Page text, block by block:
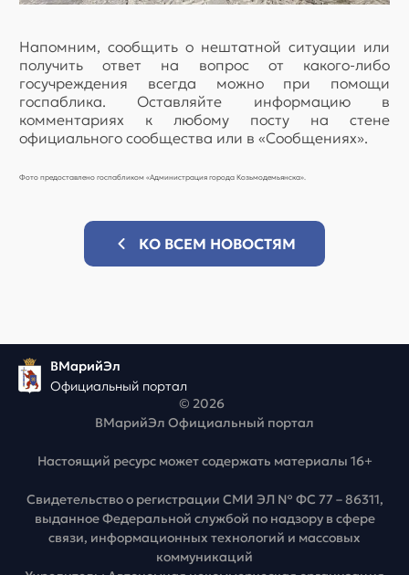
Напомним, сообщить о нештатной ситуации или
получить ответ на вопрос от какого-либо
госучреждения всегда можно при помощи
госпаблика. Оставляйте информацию в
комментариях к любому посту на стене
официального сообщества или в «Сообщениях».
Фото предоставлено госпабликом «Администрация города Козьмодемьянска».
КО ВСЕМ НОВОСТЯМ
ВМарийЭл
Официальный портал
© 2026
ВМарийЭл Официальный портал
Настоящий ресурс может содержать материалы 16+
Свидетельство о регистрации СМИ ЭЛ № ФС 77 – 86311,
выданное Федеральной службой по надзору в сфере
связи, информационных технологий и массовых
коммуникаций